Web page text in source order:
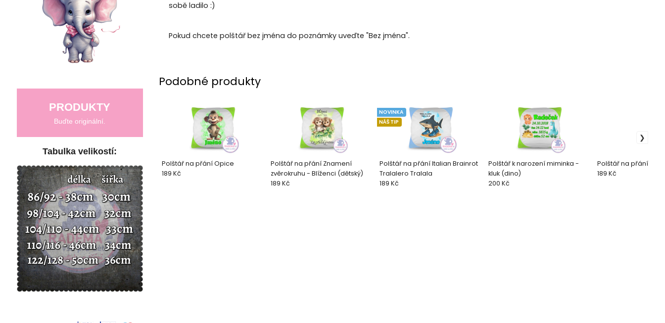
PRODUKTY
Buďte originální.
Tabulka velikostí:
sobě ladilo :)
Pokud chcete polštář bez jména do poznámky uveďte "Bez jména".
Podobné produkty
Polštář na přání Opice
189 Kč
Polštář na přání Znamení
zvěrokruhu - Blíženci (dětský)
189 Kč
Polštář na přání Italian Brainrot
Tralalero Tralala
NOVINKA
NÁŠ TIP
189 Kč
Polštář k narození miminka -
kluk (dino)
200 Kč
Polštář na přání Dino
189 Kč